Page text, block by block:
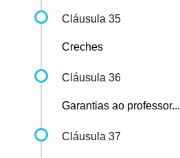
Cláusula 35
Creches
Cláusula 36
Garantias ao professor...
Cláusula 37